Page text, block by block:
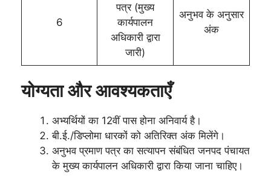
6
पत्र (मुख्य
कार्यपालन
अधिकारी द्वारा
जारी)
अनुभव के अनुसार
अंक
योग्यता और आवश्यकताएँ
अभ्यर्थियों का 12वीं पास होना अनिवार्य है।
बी.ई./डिप्लोमा धारकों को अतिरिक्त अंक मिलेंगे।
अनुभव प्रमाण पत्र का सत्यापन संबंधित जनपद पंचायत
के मुख्य कार्यपालन अधिकारी द्वारा किया जाना चाहिए।